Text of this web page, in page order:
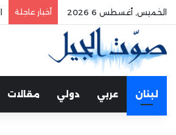
الخميس, أغسطس 6 2026 أخبار عاجلة
لبنان عربي دولي مقالات